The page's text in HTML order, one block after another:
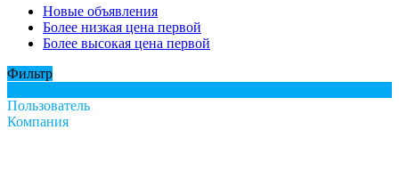
Новые объявления
Более низкая цена первой
Более высокая цена первой
Фильтр
Пользователь
Компания